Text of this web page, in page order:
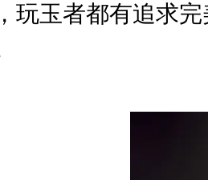
玩玉者都有追求